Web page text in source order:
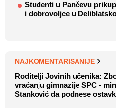
Studenti u Pančevu
i dobrovoljce u
NAJKOMENTARISANIJE
Roditelji Jovinih učenika:
vraćanju gimnazije SPC -
Stanković da podnese